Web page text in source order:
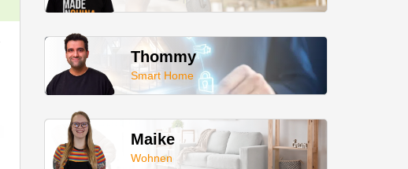
Thommy
Smart Home
Maike
Wohnen